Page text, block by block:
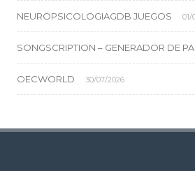
NEUROPSICOLOGIAGDB JUEGOS 01/
SONGSCRIPTION – GENERADOR DE
OECWORLD 30/07/2026